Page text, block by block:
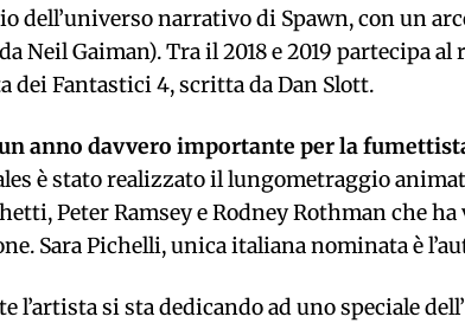
dell’universo narrativo di Spawn, con un
Neil Gaiman). Tra il 2018 e 2019 partecipa
dei Fantastici 4, scritta da Dan Slott.
un anno davvero importante per la
è stato realizzato il lungometraggio
Peter Ramsey e Rodney Rothman che
Sara Pichelli, unica italiana nominata è
l’artista si sta dedicando ad uno speciale